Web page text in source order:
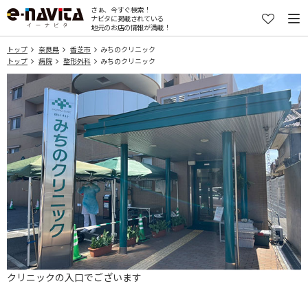
さぁ、今すぐ検索！
ナビタに掲載されている
地元のお店の情報が満載！
トップ 奈良県 香芝市
みちのクリニック
トップ
病院 整形外科 みちのクリニック
クリニックの入口でございます